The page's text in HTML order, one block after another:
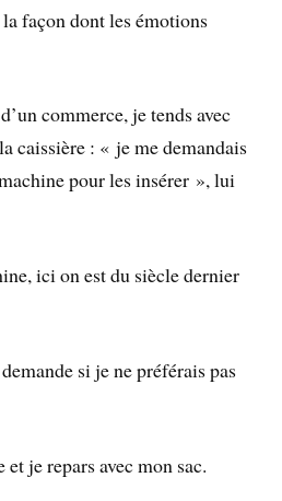
façon dont les émotions
commerce, je tends avec
caissière : « je me demandais
pour les insérer », lui
ici on est du siècle dernier
si je ne préférais pas
je repars avec mon sac.